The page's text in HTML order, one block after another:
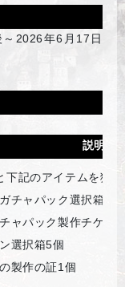
2026年6月17日
説明
下記のアイテムを獲
チャパック選択箱10
ャパック製作チケッ
選択箱5個
製作の証1個